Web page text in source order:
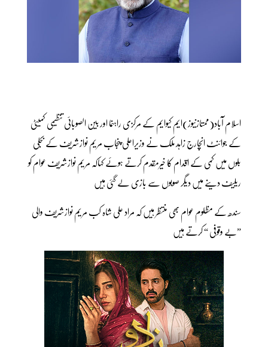
اسلام آباد(ممتازنیوز)ایم کیوایم کے مرکزی راہنما اور بین الصوبائی تنظیمی کمیٹی
کے جوائنٹ انچارج زاہد ملک نے وزیراعلی پنجاب مریم نوازشریف کے بجلی
بلوں میں کمی کے اقدام کا خیرمقدم کرتے ہوئے کہاکہ مریم نوازشریف عوام کو
ریلیف دینے میں دیگر صوبوں سے بازی لے گئی ہیں
سندھ کے مظلوم عوام بھی منتظر ہیں کہ مراد علی شاہ کب مریم نوازشریف والی
”بے وقوفی “ کرتے ہیں